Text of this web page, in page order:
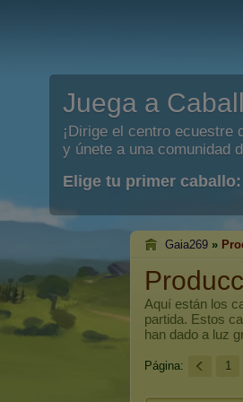
Juega a
¡Dirige el centro ecuestre
y únete a una comunidad
Elige tu primer caballo:
Gaia269 »
Aquí están los
partida. Estos
han dado a luz
Página: 1